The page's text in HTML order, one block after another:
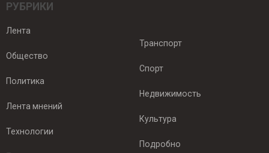
РУБРИКИ
Лента
Общество
Политика
Лента мнений
Технологии
Транспорт
Спорт
Недвижимость
Культура
Подробно